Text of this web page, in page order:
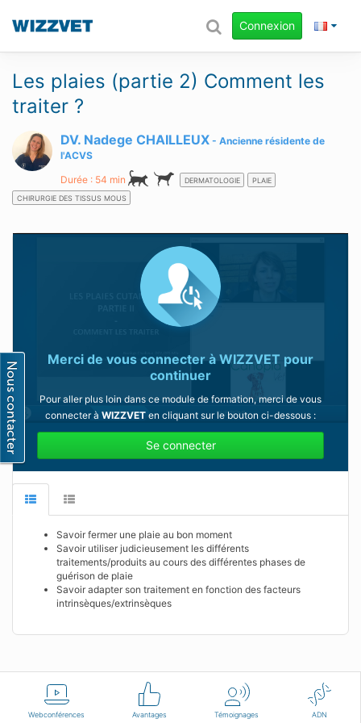
Webconférences Avantages Témoignages ADN
Connexion
Les plaies (partie 2) Comment les
traiter ?
DV. Nadege CHAILLEUX
Ancienne résidente de
l'ACVS
Durée : 54 min
DERMATOLOGIE
PLAIE
CHIRURGIE DES TISSUS MOUS
Merci de vous connecter à WIZZVET pour
continuer
Pour aller plus loin dans ce module de formation, merci de vous
connecter à WIZZVET en cliquant sur le bouton ci-dessous :
Se connecter
Savoir fermer une plaie au bon moment
Savoir utiliser judicieusement les différents
traitements/produits au cours des différentes phases de
guérison de plaie
Savoir adapter son traitement en fonction des facteurs
intrinsèques/extrinsèques
Français Conditions d'utilisation Nous contacter